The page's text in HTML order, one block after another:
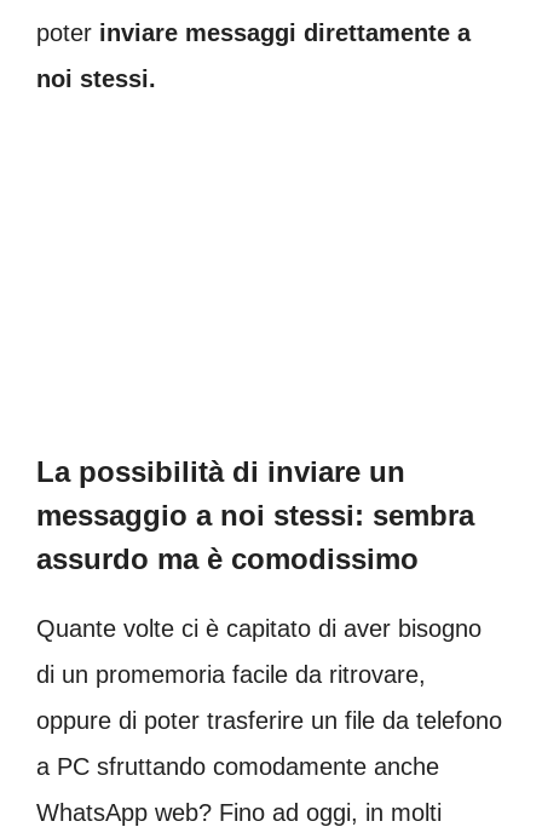
poter inviare messaggi direttamente a
noi stessi.
La possibilità di inviare un
messaggio a noi stessi: sembra
assurdo ma è comodissimo
Quante volte ci è capitato di aver bisogno
di un promemoria facile da ritrovare,
oppure di poter trasferire un file da telefono
a PC sfruttando comodamente anche
WhatsApp web? Fino ad oggi, in molti